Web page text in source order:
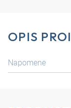
OPIS
Napomene